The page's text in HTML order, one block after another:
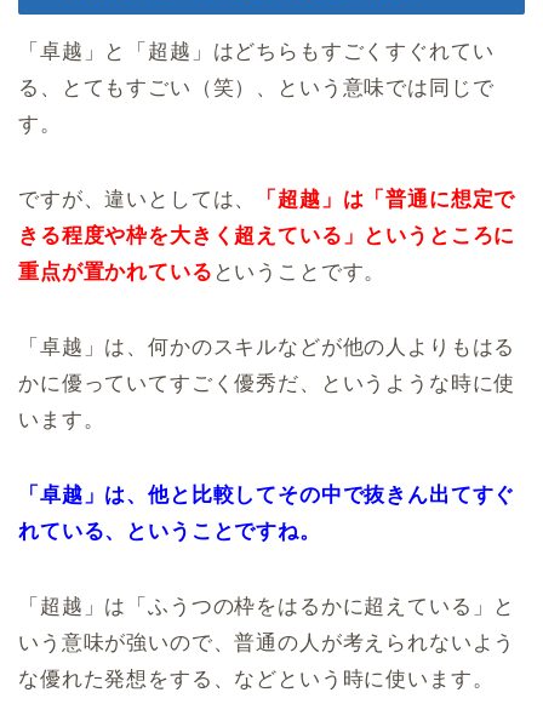
「卓越」と「超越」はどちらもすごくすぐれてい
る、とてもすごい（笑）、という意味では同じで
す。
ですが、違いとしては、
「超越」は「普通に想定で
きる程度や枠を大きく超えている」というところに
重点が置かれている ということです。
「卓越」は、何かのスキルなどが他の人よりもはる
かに優っていてすごく優秀だ、というような時に使
います。
「卓越」は、他と比較してその中で抜きん出てすぐ
れている、ということですね。
「超越」は「ふうつの枠をはるかに超えている」と
いう意味が強いので、普通の人が考えられないよう
な優れた発想をする、などという時に使います。